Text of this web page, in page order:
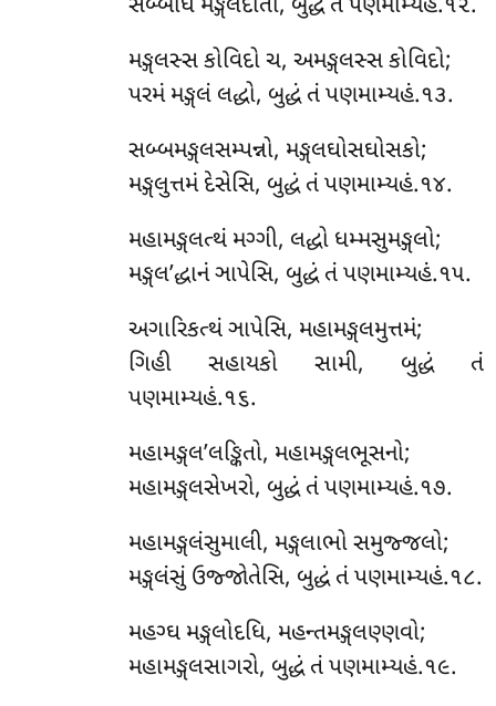
સબ્બધિ મઙ્ગલદાતા, બુદ્ધં તં પણમામ્યહં.૧૨.
મઙ્ગલસ્સ કોવિદો ચ, અમઙ્ગલસ્સ કોવિદો;
પરમં મઙ્ગલં લદ્ધો, બુદ્ધં તં પણમામ્યહં.૧૩.
સબ્બમઙ્ગલસમ્પન્નો, મઙ્ગલઘોસઘોસકો;
મઙ્ગલુત્તમં દેસેસિ, બુદ્ધં તં પણમામ્યહં.૧૪.
મહામઙ્ગલત્થં મગ્ગી, લદ્ધો ધમ્મસુમઙ્ગલો;
મઙ્ગલ’દ્ધાનં ઞાપેસિ, બુદ્ધં તં પણમામ્યહં.૧૫.
અગારિકત્થં ઞાપેસિ, મહામઙ્ગલમુત્તમં;
ગિહી સહાયકો સામી, બુદ્ધં તં
પણમામ્યહં.૧૬.
મહામઙ્ગલ’લઙ્કિતો, મહામઙ્ગલભૂસનો;
મહામઙ્ગલસેખરો, બુદ્ધં તં પણમામ્યહં.૧૭.
મહામઙ્ગલંસુમાલી, મઙ્ગલાભો સમુજ્જલો;
મઙ્ગલંસું ઉજ્જોતેસિ, બુદ્ધં તં પણમામ્યહં.૧૮.
મહગ્ઘ મઙ્ગલોદધિ, મહન્તમઙ્ગલણ્ણવો;
મહામઙ્ગલસાગરો, બુદ્ધં તં પણમામ્યહં.૧૯.